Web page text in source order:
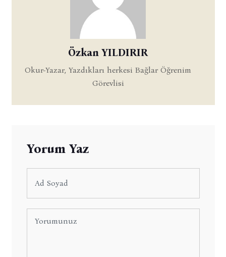
Özkan YILDIRIR
Okur-Yazar, Yazdıkları herkesi Bağlar Öğrenim
Görevlisi
Yorum Yaz